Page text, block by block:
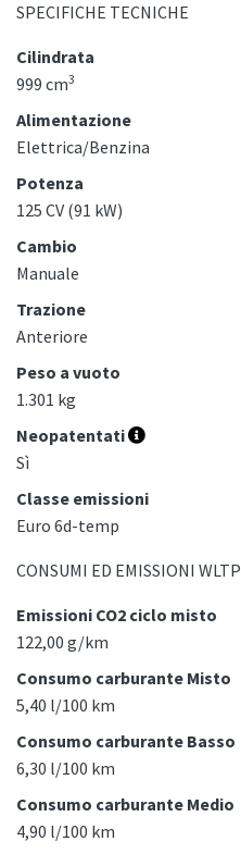
SPECIFICHE TECNICHE
Cilindrata
999 cm3
Alimentazione
Elettrica/Benzina
Potenza
125 CV (91 kW)
Cambio
Manuale
Trazione
Anteriore
Peso a vuoto
1.301 kg
Neopatentati
Sì
Classe emissioni
Euro 6d-temp
CONSUMI ED EMISSIONI WLTP
Emissioni CO2 ciclo misto
122,00 g/km
Consumo carburante Misto
5,40 l/100 km
Consumo carburante Basso
6,30 l/100 km
Consumo carburante Medio
4,90 l/100 km